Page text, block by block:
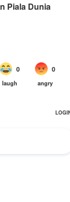
Piala Dunia